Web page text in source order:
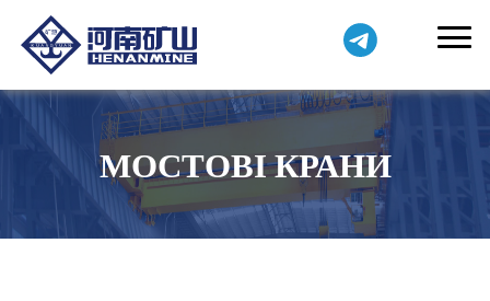
МОСТОВІ КРАНИ